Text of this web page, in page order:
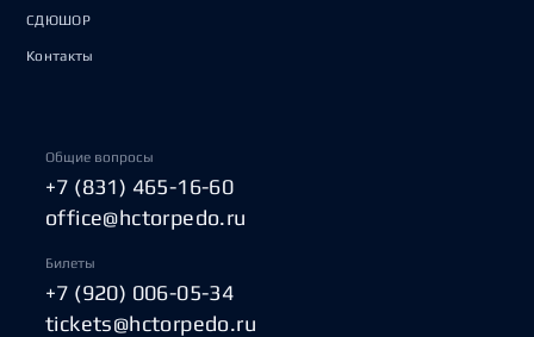
СДЮШОР
Контакты
Общие вопросы
+7 (831) 465-16-60
office@hctorpedo.ru
Билеты
+7 (920) 006-05-34
tickets@hctorpedo.ru